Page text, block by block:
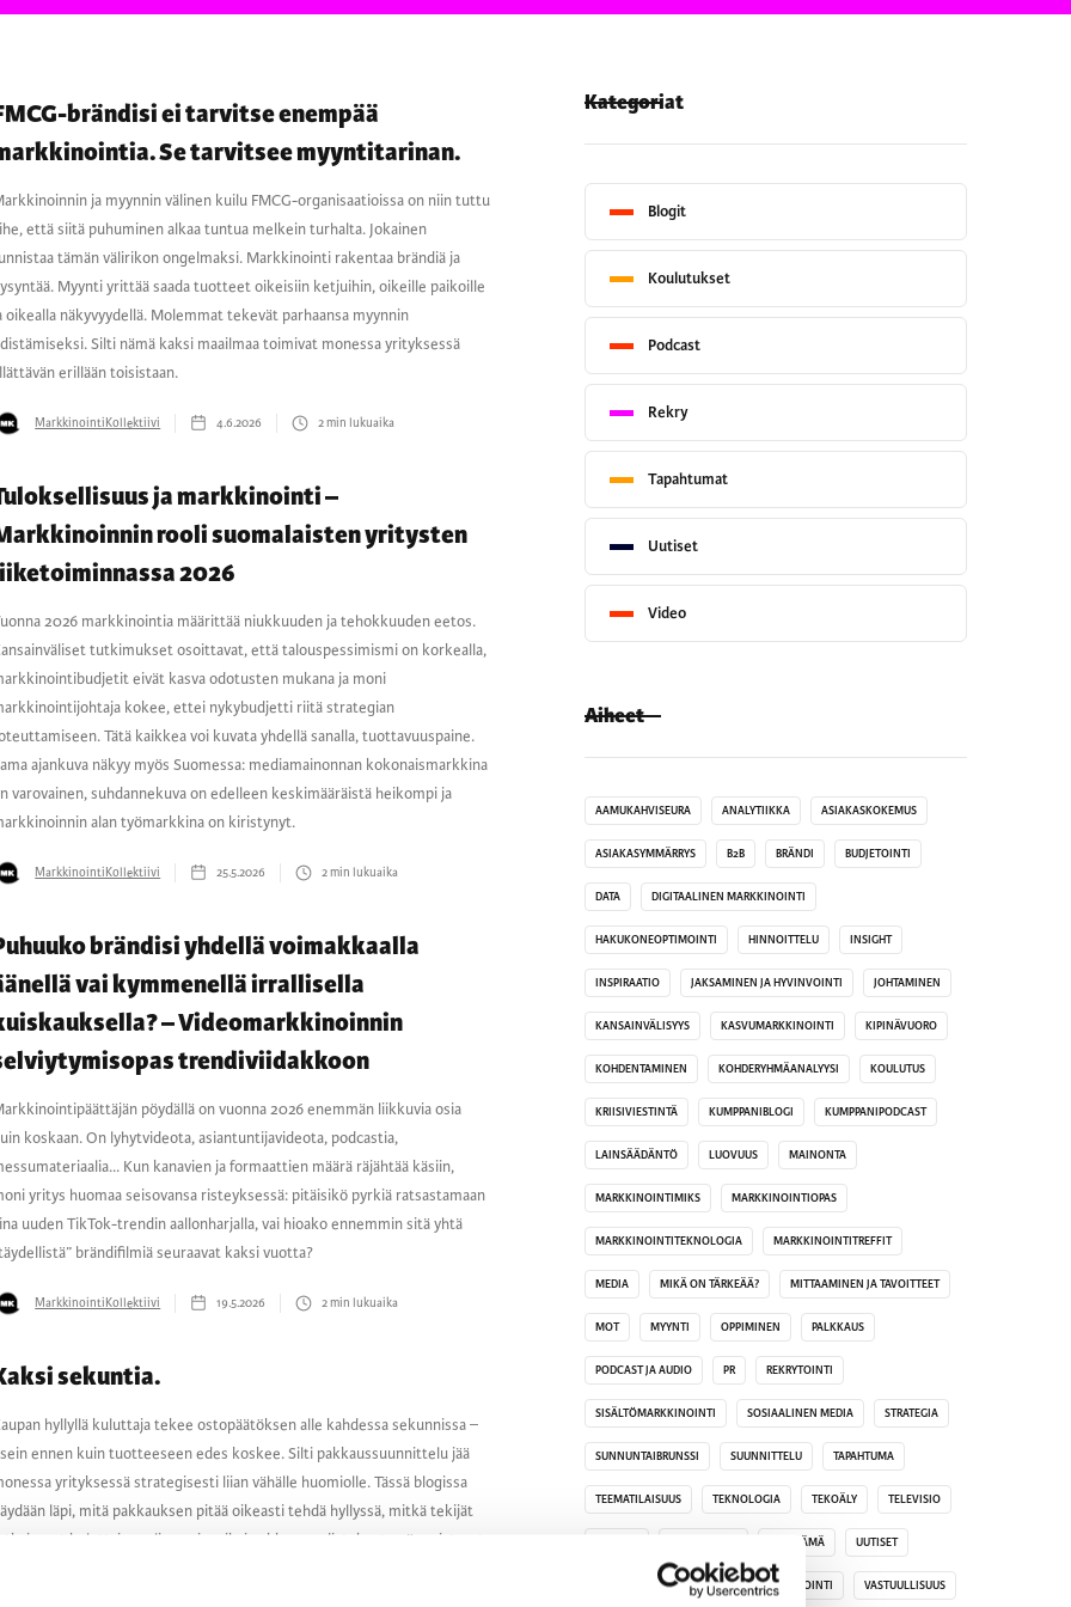
brändisi ei tarvitse enempää
Se tarvitsee myyntitarinan.
ja myynnin välinen kuilu FMCG-organisaatioissa on niin tuttu
että siitä puhuminen alkaa tuntua melkein turhalta. Jokainen
tämän välirikon ongelmaksi. Markkinointi rakentaa brändiä ja
Myynti yrittää saada tuotteet oikeisiin ketjuihin, oikeille paikoille
oikealla näkyvyydellä. Molemmat tekevät parhaansa myynnin
Silti nämä kaksi maailmaa toimivat monessa yrityksessä
erillään toisistaan.
MarkkinointiKollektiivi 4.6.2026 2min lukuaika
ja markkinointi –
rooli suomalaisten yritysten
2026
2026 markkinointia määrittää niukkuuden ja tehokkuuden eetos.
tutkimukset osoittavat, että talouspessimismi on korkealla,
eivät kasva odotusten mukana ja moni
kokee, ettei nykybudjetti riitä strategian
Tätä kaikkea voi kuvata yhdellä sanalla, tuottavuuspaine.
ajankuva näkyy myös Suomessa: mediamainonnan kokonaismarkkina
varovainen, suhdannekuva on edelleen keskimääräistä heikompi ja
alan työmarkkina on kiristynyt.
MarkkinointiKollektiivi 25.5.2026 2min lukuaika
brändisi yhdellä voimakkaalla
vai kymmenellä irrallisella
– Videomarkkinoinnin
trendiviidakkoon
pöydällä on vuonna 2026 enemmän liikkuvia osia
koskaan. On lyhytvideota, asiantuntijavideota, podcastia,
Kun kanavien ja formaattien määrä räjähtää käsiin,
yritys huomaa seisovansa risteyksessä: pitäisikö pyrkiä ratsastamaan
uuden TikTok-trendin aallonharjalla, vai hioako ennemmin sitä yhtä
brändifilmiä seuraavat kaksi vuotta?
MarkkinointiKollektiivi 19.5.2026 2min lukuaika
sekuntia.
hyllyllä kuluttaja tekee ostopäätöksen alle kahdessa sekunnissa –
ennen kuin tuotteeseen edes koskee. Silti pakkaussuunnittelu jää
yrityksessä strategisesti liian vähälle huomiolle. Tässä blogissa
läpi, mitä pakkauksen pitää oikeasti tehdä hyllyssä, mitkä tekijät
ratkaisevat kuluttajan valinnan ja miksi pakkausuudistukset epäonnistuvat
Kategoriat
Blogit
Koulutukset
Podcast
Rekry
Tapahtumat
Uutiset
Video
Aiheet
AAMUKAHVISEURA ANALYTIIKKA ASIAKASKOKEMUS
ASIAKASYMMÄRRYS B2B BRÄNDI BUDJETOINTI
DATA DIGITAALINEN MARKKINOINTI
HAKUKONEOPTIMOINTI HINNOITTELU INSIGHT
INSPIRAATIO JAKSAMINEN JA HYVINVOINTI JOHTAMINEN
KANSAINVÄLISYYS KASVUMARKKINOINTI KIPINÄVUORO
KOHDENTAMINEN KOHDERYHMÄANALYYSI KOULUTUS
KRIISIVIESTINTÄ KUMPPANIBLOGI KUMPPANIPODCAST
LAINSÄÄDÄNTÖ LUOVUUS MAINONTA
MARKKINOINTIMIKS MARKKINOINTIOPAS
MARKKINOINTITEKNOLOGIA MARKKINOINTITREFFIT
MEDIA MIKÄ ON TÄRKEÄÄ? MITTAAMINEN JA TAVOITTEET
MOT MYYNTI OPPIMINEN PALKKAUS
PODCAST JA AUDIO PR REKRYTOINTI
SISÄLTÖMARKKINOINTI SOSIAALINEN MEDIA STRATEGIA
SUNNUNTAIBRUNSSI SUUNNITTELU TAPAHTUMA
TEEMATILAISUUS TEKNOLOGIA TEKOÄLY TELEVISIO
TYÖELÄMÄ UUTISET
UUTISKIRJEET VAIKUTTAJAMARKKINOINTI VASTUULLISUUS